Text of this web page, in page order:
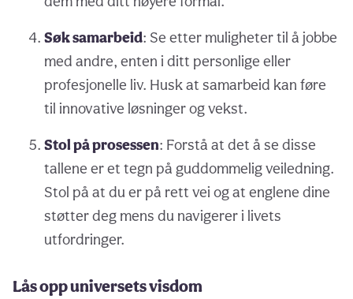
Søk samarbeid: Se etter muligheter til å jobbe
med andre, enten i ditt personlige eller
profesjonelle liv. Husk at samarbeid kan føre
til innovative løsninger og vekst.
Stol på prosessen: Forstå at det å se disse
tallene er et tegn på guddommelig veiledning.
Stol på at du er på rett vei og at englene dine
støtter deg mens du navigerer i livets
utfordringer.
Lås opp universets visdom